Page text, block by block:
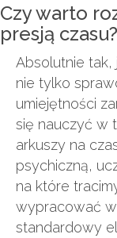
Czy warto
presją czasu?
Absolutnie
nie tylko
umiejętności
się nauczyć w
arkuszy na
psychiczną,
na które
wypracować
standardowy